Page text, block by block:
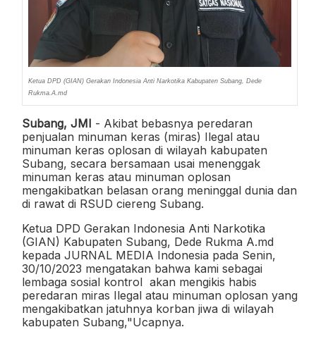
Ketua DPD (GIAN) Gerakan Indonesia Anti Narkotika Kabupaten Subang, Dede
Rukma.A.md
Subang, JMI - Akibat bebasnya peredaran
penjualan minuman keras (miras) Ilegal atau
minuman keras oplosan di wilayah kabupaten
Subang, secara bersamaan usai menenggak
minuman keras atau minuman oplosan
mengakibatkan belasan orang meninggal dunia dan
di rawat di RSUD ciereng Subang.
Ketua DPD Gerakan Indonesia Anti Narkotika
(GIAN) Kabupaten Subang, Dede Rukma A.md
kepada JURNAL MEDIA Indonesia pada Senin,
30/10/2023 mengatakan bahwa kami sebagai
lembaga sosial kontrol akan mengikis habis
peredaran miras Ilegal atau minuman oplosan yang
mengakibatkan jatuhnya korban jiwa di wilayah
kabupaten Subang,"Ucapnya.